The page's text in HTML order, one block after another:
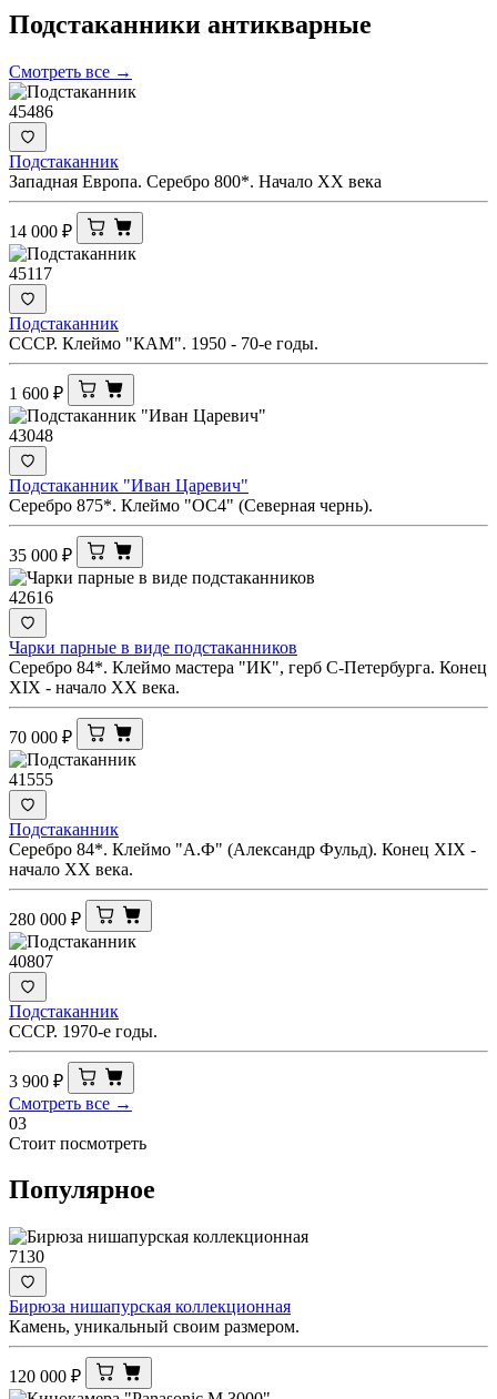
Подстаканники антикварные
Смотреть все →
45486
Подстаканник
Западная Европа. Серебро 800*. Начало XX века
14 000 ₽
45117
Подстаканник
СССР. Клеймо "КАМ". 1950 - 70-е годы.
1 600 ₽
43048
Подстаканник "Иван Царевич"
Серебро 875*. Клеймо "ОС4" (Северная чернь).
35 000 ₽
42616
Чарки парные в виде подстаканников
Серебро 84*. Клеймо мастера "ИК", герб С-Петербурга. Конец
XIX - начало ХХ века.
70 000 ₽
41555
Подстаканник
Серебро 84*. Клеймо "А.Ф" (Александр Фульд). Конец XIX -
начало ХХ века.
280 000 ₽
40807
Подстаканник
СССР. 1970-е годы.
3 900 ₽
Смотреть все →
03
Стоит посмотреть
Популярное
7130
Бирюза нишапурская коллекционная
Камень, уникальный своим размером.
120 000 ₽